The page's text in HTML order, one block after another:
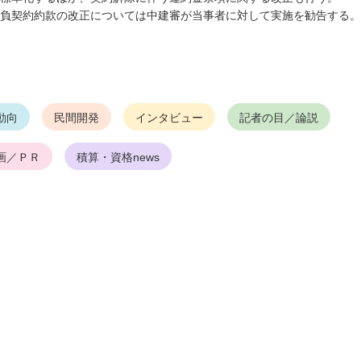
約約款の改正については中建審が当事者に対して実施を勧告する。
向 民間開発 インタビュー 記者の目／論説
／ＰＲ 積算・資格news